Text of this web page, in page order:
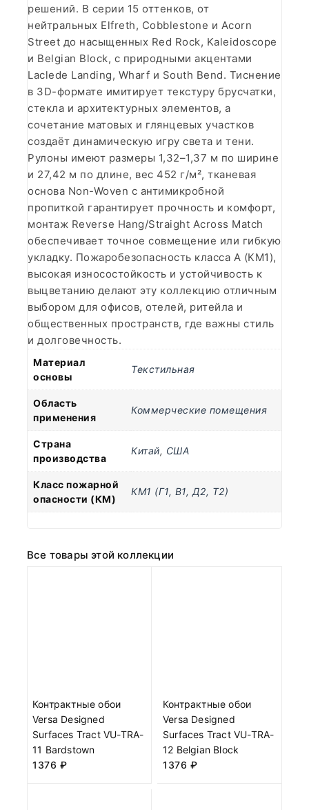
решений. В серии 15 оттенков, от
нейтральных Elfreth, Cobblestone и Acorn
Street до насыщенных Red Rock, Kaleidoscope
и Belgian Block, с природными акцентами
Laclede Landing, Wharf и South Bend. Тиснение
в 3D-формате имитирует текстуру брусчатки,
стекла и архитектурных элементов, а
сочетание матовых и глянцевых участков
создаёт динамическую игру света и тени.
Рулоны имеют размеры 1,32–1,37 м по ширине
и 27,42 м по длине, вес 452 г/м², тканевая
основа Non-Woven с антимикробной
пропиткой гарантирует прочность и комфорт,
монтаж Reverse Hang/Straight Across Match
обеспечивает точное совмещение или гибкую
укладку. Пожаробезопасность класса А (КМ1),
высокая износостойкость и устойчивость к
выцветанию делают эту коллекцию отличным
выбором для офисов, отелей, ритейла и
общественных пространств, где важны стиль
и долговечность.
Материал
основы
Текстильная
Область
применения
Коммерческие помещения
Страна
производства
Китай, США
Класс пожарной
опасности (КМ)
КМ1 (Г1, В1, Д2, Т2)
Все товары этой коллекции
Контрактные обои
Versa Designed
Surfaces Tract VU-TRA-
11 Bardstown
1376 ₽
Контрактные обои
Versa Designed
Surfaces Tract VU-TRA-
12 Belgian Block
1376 ₽